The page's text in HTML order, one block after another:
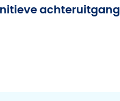
achteruitgang